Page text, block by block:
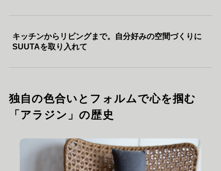
キッチンからリビングまで。自分好みの空間づくりに
SUUTAを取り入れて
独自の色合いとフォルムで心を掴む
「アラジン」の歴史